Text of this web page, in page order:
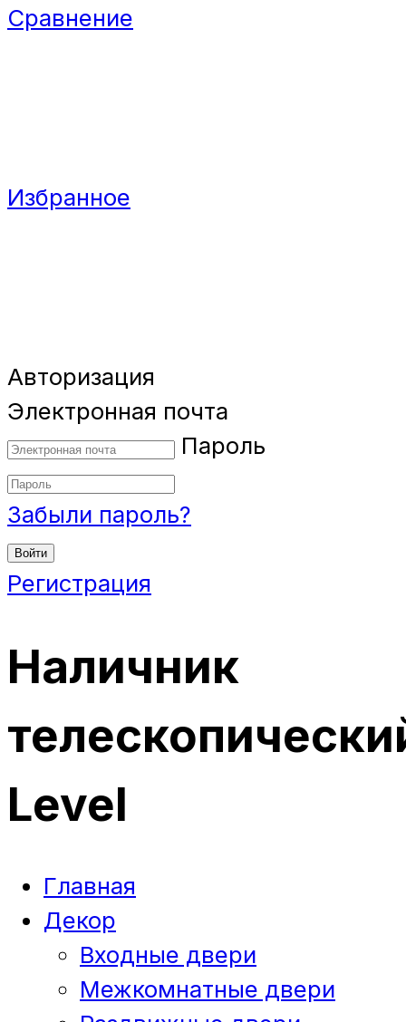
Сравнение
Избранное
Авторизация
Электронная почта
Пароль
Забыли пароль?
Войти
Регистрация
Наличник
Level
Главная
Декор
Входные двери
Межкомнатные двери